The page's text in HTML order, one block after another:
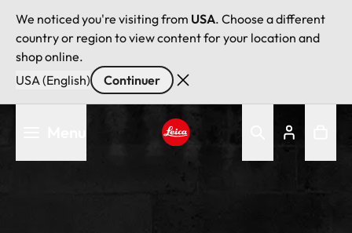
We noticed you're visiting from USA. Choose a different
country or region to view content for your location and
shop online.
USA (English)
Continuer